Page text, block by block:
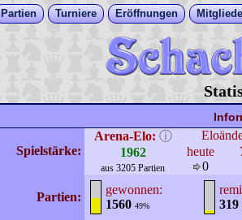
Partien Turniere Eröffnungen
Spielstärke:
Arena-Elo: ⓘ
1962
aus 3205 Partien
heute
0
Partien:
gewonnen:
1560 49%
319